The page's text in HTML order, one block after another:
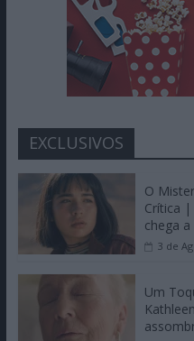
EXCLUSIVOS
O
Crítica |
chega
3 de
Um